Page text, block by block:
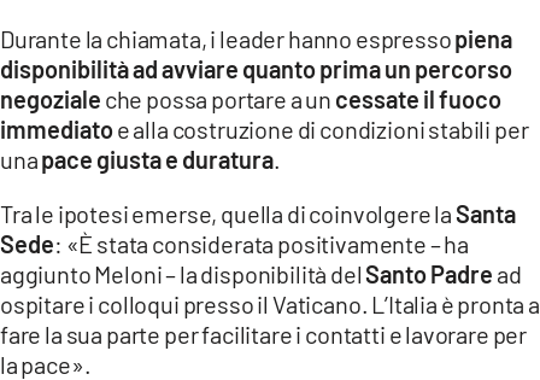
Durante la chiamata, i leader hanno espressopiena
disponibilità ad avviare quanto prima un percorso
negoziale che possa portare a un cessate il fuoco
immediatoe alla costruzione di condizioni stabili per
unapace giusta e duratura
Tra le ipotesi emerse, quella di coinvolgere laSanta
Sede: «È stata considerata positivamente – ha
aggiunto Meloni – la disponibilità delSanto Padre ad
ospitare i colloqui presso il Vaticano. L’Italia è pronta a
fare la sua parte per facilitare i contatti e lavorare per
la pace».